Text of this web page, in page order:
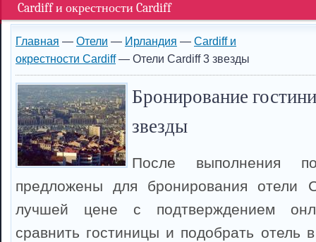
Cardiff и окрестности Cardiff
Главная — Отели — Ирландия — Cardiff и
окрестности Cardiff— Отели Cardiff 3 звезды
Бронирование
звезды
После выполнения
предложены для бронирования отели
лучшей цене с подтверждением
сравнить гостиницы и подобрать отель